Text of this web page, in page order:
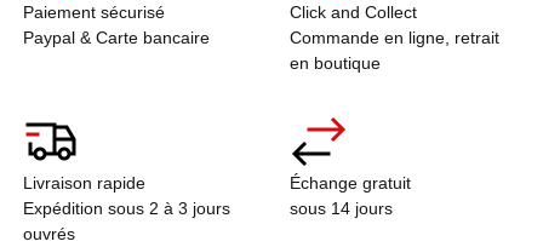
Paiement sécurisé
Paypal & Carte bancaire
Click and Collect
Commande en ligne, retrait
en boutique
Livraison rapide
Expédition sous 2 à 3 jours
ouvrés
Échange gratuit
sous 14 jours